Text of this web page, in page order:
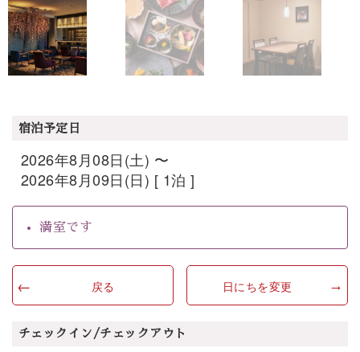
宿泊予定日
2026年8月08日(土) 〜
2026年8月09日(日) [ 1泊 ]
満室です
戻る 日にちを変更
チェックイン/チェックアウト